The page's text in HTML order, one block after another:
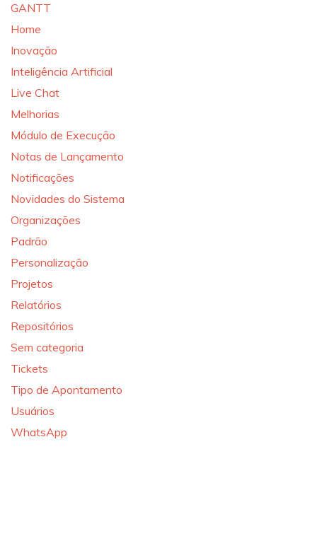
GANTT
Home
Inovação
Inteligência Artificial
Live Chat
Melhorias
Módulo de Execução
Notas de Lançamento
Notificações
Novidades do Sistema
Organizações
Padrão
Personalização
Projetos
Relatórios
Repositórios
Sem categoria
Tickets
Tipo de Apontamento
Usuários
WhatsApp